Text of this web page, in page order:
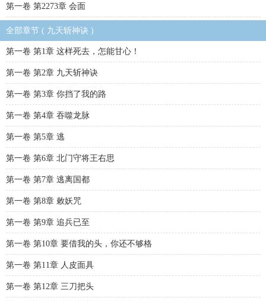
第一卷 第2273章 会面
全部章节 ( 九天斩神诀 )
第一卷 第1章 这样死去，怎能甘心！
第一卷 第2章 九天斩神诀
第一卷 第3章 你挡了我的路
第一卷 第4章 吞噬龙脉
第一卷 第5章 逃
第一卷 第6章 北门守将王右思
第一卷 第7章 逃离国都
第一卷 第8章 敕妖咒
第一卷 第9章 追兵已至
第一卷 第10章 要借我的头，你还不够格
第一卷 第11章 人皮面具
第一卷 第12章 三刀把头